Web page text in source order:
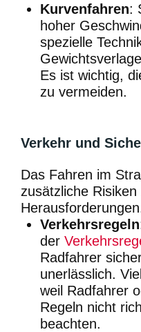
Kurvenfahren:
hoher
spezielle
Es ist wichtig,
zu vermeiden.
Verkehr und
Das Fahren im
zusätzliche Risiken
Verkehrsregeln
der
Radfahrer
unerlässlich.
weil Radfahrer
Regeln nicht
beachten.